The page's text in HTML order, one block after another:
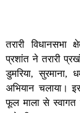
तरारी विधानसभा
प्रशांत ने तरारी
डुमरिया, सुरमाना,
अभियान चलाया।
फूल माला से स्वागत